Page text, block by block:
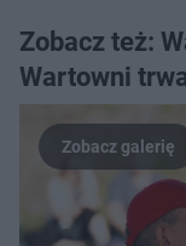
Zobacz też:
Wartowni